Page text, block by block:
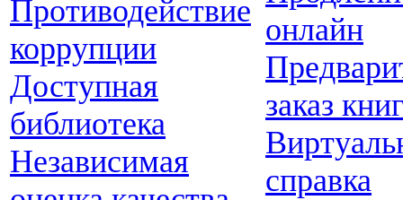
Противодействие
коррупции
Доступная
библиотека
Независимая
онлайн
заказ
справка